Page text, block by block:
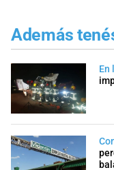
Además
En